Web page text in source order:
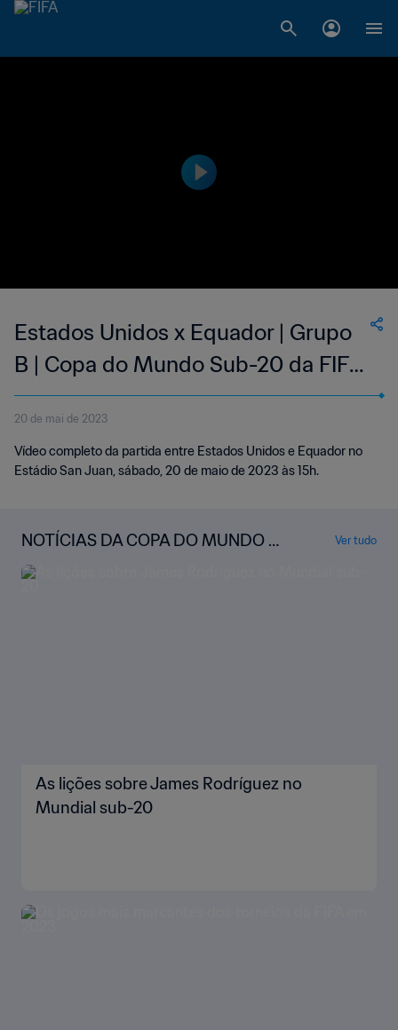
Estados Unidos x Equador | Grupo
B | Copa do Mundo Sub-20 da FIFA
de 2023 | Jogo completo
20 de mai de 2023
Vídeo completo da partida entre Estados Unidos e Equador no
Estádio San Juan, sábado, 20 de maio de 2023 às 15h.
NOTÍCIAS DA COPA DO MUNDO S
UB-20 DA FIFA
Ver tudo
As lições sobre James Rodríguez no
Mundial sub-20